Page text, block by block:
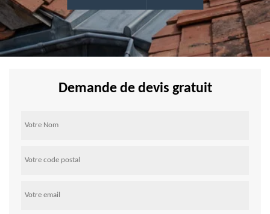
Demande de devis gratuit